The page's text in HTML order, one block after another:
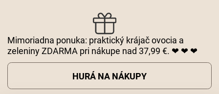
Mimoriadna ponuka: praktický krájač ovocia a
zeleniny ZDARMA pri nákupe nad 37,99 €. ❤ ❤ ❤
HURÁ NA NÁKUPY